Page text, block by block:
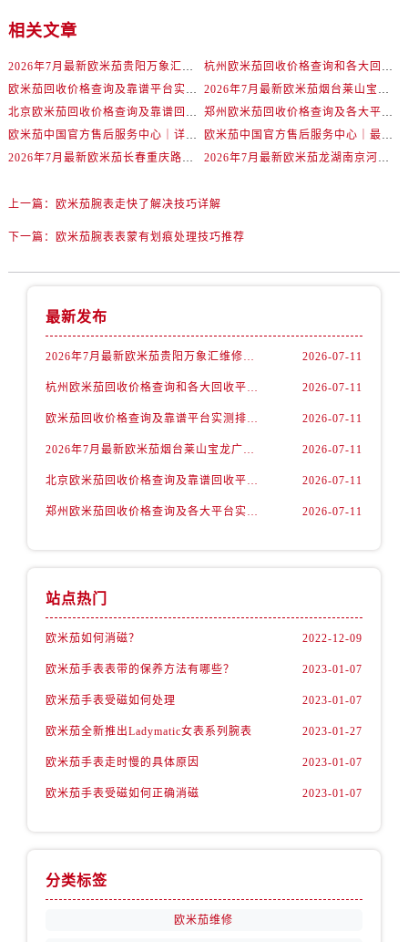
内蒙古自治区阿拉善盟市左旗土尔扈特大街欧米茄售后服务中心（需提前预约）
内蒙古自治区巴彦淖尔市临河区新华街欧米茄售后服务中心（需提前预约）
内蒙古自治区包头市青山区幸福路甲3号王府井百货名表维修欧米茄售后服务中心（需提前预约）
内蒙古自治区赤峰市红山区哈达街欧米茄售后服务中心（需提前预约）
内蒙古自治区鄂尔多斯市东胜区伊金霍洛街欧米茄售后服务中心（需提前预约）
内蒙古自治区锡林郭勒盟市锡林浩特市光明街与额尔敦路交叉口欧米茄售后服务中心（需提前预约）
山西省长治市潞州区英雄中路欧米茄售后服务中心（需提前预约）
天津市和平区赤峰道136号天津国际金融中心26层2603室欧米茄售后服务中心（需提前预约）
安徽省黄山市屯溪区黄山西路欧米茄售后服务中心（需提前预约）
相关文章
2026年7月最新欧米茄贵阳万象汇维修保养服务电话
杭州欧米茄回收价格查询和各大回收平台实测排行（2026年7月最新数据）
欧米茄回收价格查询及靠谱平台实测排行(2026年7月最新)
2026年7月最新欧米茄烟台莱山宝龙广场维修保养服务电话
北京欧米茄回收价格查询及靠谱回收平台实测排行（2026年7月最新数据）
郑州欧米茄回收价格查询及各大平台实测排行(2026年7月最新数据)
欧米茄中国官方售后服务中心｜详细地址与售后电话权威信息通知（2026年7月最新）
欧米茄中国官方售后服务中心｜最新维修地址及官方电话权威信息通告（2026年7月最新）
2026年7月最新欧米茄长春重庆路万达广场维修保养服务电话
2026年7月最新欧米茄龙湖南京河西天街维修保养服务电话
上一篇： 欧米茄腕表走快了解决技巧详解
下一篇： 欧米茄腕表表蒙有划痕处理技巧推荐
最新发布
2026年7月最新欧米茄贵阳万象汇维修保养服务电话 2026-07-11
杭州欧米茄回收价格查询和各大回收平台实测排行（2026年7月最新数据） 2026-07-11
欧米茄回收价格查询及靠谱平台实测排行(2026年7月最新) 2026-07-11
2026年7月最新欧米茄烟台莱山宝龙广场维修保养服务电话 2026-07-11
北京欧米茄回收价格查询及靠谱回收平台实测排行（2026年7月最新数据） 2026-07-11
郑州欧米茄回收价格查询及各大平台实测排行(2026年7月最新数据) 2026-07-11
站点热门
欧米茄如何消磁？ 2022-12-09
欧米茄手表表带的保养方法有哪些？ 2023-01-07
欧米茄手表受磁如何处理 2023-01-07
欧米茄全新推出Ladymatic女表系列腕表 2023-01-27
欧米茄手表走时慢的具体原因 2023-01-07
欧米茄手表受磁如何正确消磁 2023-01-07
分类标签
欧米茄维修